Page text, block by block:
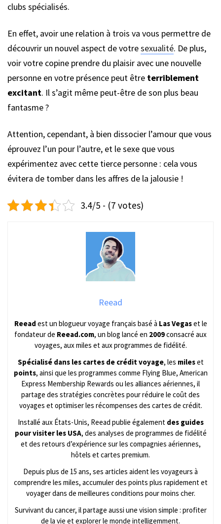
clubs spécialisés.
En effet, avoir une relation à trois va vous permettre de
découvrir un nouvel aspect de votresexualité. De plus,
voir votre copine prendre du plaisir avec une nouvelle
personne en votre présence peut être terriblement
excitant. Il s’agit même peut-être de son plus beau
fantasme ?
Attention, cependant, à bien dissocier l’amour que vous
éprouvez l’un pour l’autre, et le sexe que vous
expérimentez avec cette tierce personne : cela vous
évitera de tomber dans les affres de la jalousie !
3.4/5 - (7 votes)
Reead
Reead est un blogueur voyage français basé à Las Vegaset le
fondateur de Reead.com, un blog lancé en 2009consacré aux
voyages, aux miles et aux programmes de fidélité.
Spécialisé dans les cartes de crédit voyage, les mileset
points, ainsi que les programmes comme Flying Blue, American
Express Membership Rewards ou les alliances aériennes, il
partage des stratégies concrètes pour réduire le coût des
voyages et optimiser les récompenses des cartes de crédit.
Installé aux États-Unis, Reead publie également des guides
pour visiter les USA, des analyses de programmes de fidélité
et des retours d’expérience sur les compagnies aériennes,
hôtels et cartes premium.
Depuis plus de 15 ans, ses articles aident les voyageurs à
comprendre les miles, accumuler des points plus rapidement et
voyager dans de meilleures conditions pour moins cher.
Survivant du cancer, il partage aussi une vision simple : profiter
de la vie et explorer le monde intelligemment.